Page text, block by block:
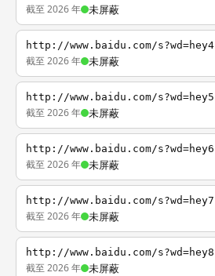
截至 2026 年 未屏蔽
http://www.baidu.com/s?wd=hey4
截至 2026 年 未屏蔽
http://www.baidu.com/s?wd=hey5
截至 2026 年 未屏蔽
http://www.baidu.com/s?wd=hey6
截至 2026 年 未屏蔽
http://www.baidu.com/s?wd=hey7
截至 2026 年 未屏蔽
http://www.baidu.com/s?wd=hey8
截至 2026 年 未屏蔽